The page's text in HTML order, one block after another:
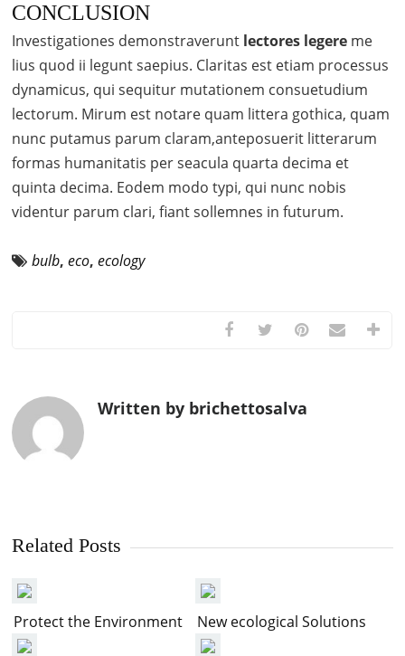
CONCLUSION
Investigationes demonstraverunt lectores legere me
lius quod ii legunt saepius. Claritas est etiam processus
dynamicus, qui sequitur mutationem consuetudium
lectorum. Mirum est notare quam littera gothica, quam
nunc putamus parum claram,anteposuerit litterarum
formas humanitatis per seacula quarta decima et
quinta decima. Eodem modo typi, qui nunc nobis
videntur parum clari, fiant sollemnes in futurum.
bulb,eco,ecology
Written by brichettosalva
Related Posts
Protect the Environment New ecological Solutions